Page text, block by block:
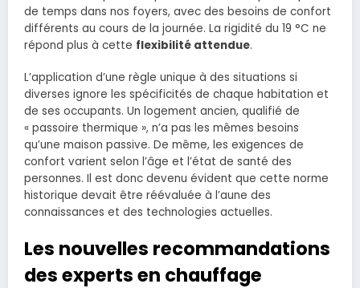
de temps dans nos foyers, avec des besoins de confort
différents au cours de la journée. La rigidité du 19 °C ne
répond plus à cette flexibilité attendue.
L’application d’une règle unique à des situations si
diverses ignore les spécificités de chaque habitation et
de ses occupants. Un logement ancien, qualifié de
« passoire thermique », n’a pas les mêmes besoins
qu’une maison passive. De même, les exigences de
confort varient selon l’âge et l’état de santé des
personnes. Il est donc devenu évident que cette norme
historique devait être réévaluée à l’aune des
connaissances et des technologies actuelles.
Les nouvelles recommandations
des experts en chauffage